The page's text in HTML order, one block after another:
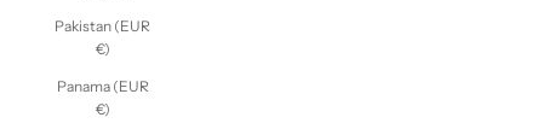
Pakistan (EUR
€)
Panama (EUR
€)